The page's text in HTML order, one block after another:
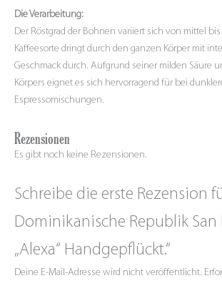
Die Verarbeitung:
Der Röstgrad der Bohnen variiert sich von mittel
Kaffeesorte dringt durch den ganzen Körper mit
Geschmack durch. Aufgrund seiner milden Säure
Körpers eignet es sich hervorragend für bei
Espressomischungen.
Rezensionen
Es gibt noch keine Rezensionen.
Schreibe die erste Rezension
Dominikanische Republik
„Alexa“ Handgepflückt.“
Deine E-Mail-Adresse wird nicht veröffentlicht.